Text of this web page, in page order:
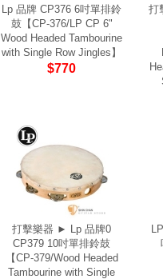
Lp 品牌 CP376 6吋單排鈴
鼓【CP-376/LP CP 6"
Wood Headed Tambourine
with Single Row Jingles】
$770
打
打擊樂器 ► Lp 品牌0
CP379 10吋單排鈴鼓
【CP-379/Wood Headed
Tambourine with Single